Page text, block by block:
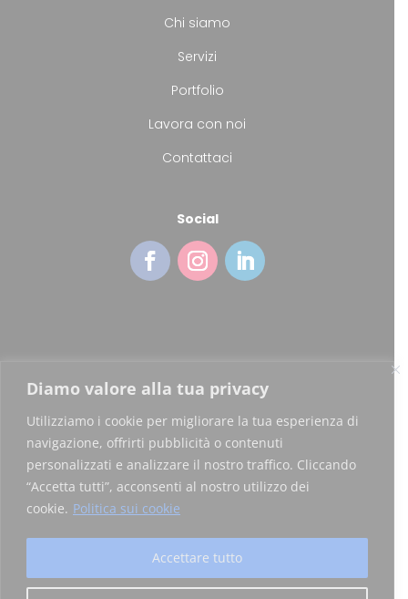
Diamo valore alla tua privacy
Utilizziamo i cookie per migliorare la tua esperienza di
navigazione, offrirti pubblicità o contenuti
personalizzati e analizzare il nostro traffico. Cliccando
“Accetta tutti”, acconsenti al nostro utilizzo dei
cookie. Politica sui cookie
Accettare tutto
Chi siamo
Servizi
Portfolio
Lavora con noi
Contattaci
Social
Copyright © 2026 Blockchain Italia.io
Blockchain Italia S.r.l. P.IVA 10441490967
Via Brembo 27, 20139 Milano